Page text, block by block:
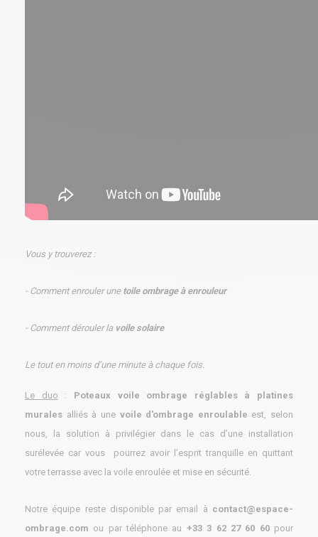
Vous y trouverez :
- Comment enrouler une toile ombrage à enrouleur
- Comment dérouler la voile solaire
Le tout en moins d’une minute à chaque fois.
Le duo : Poteaux voile ombrage réglables à platines
murales alliés à une voile d'ombrage enroulable est, selon
nous, la solution à privilégier dans le cas d’une installation
surélevée car vous pourrez avoir l’esprit tranquille en quittant
votre terrasse avec la voile enroulée et mise en sécurité.
Notre équipe reste disponible par email à contact@espace-
ombrage.com ou par téléphone au +33 3 62 27 60 60pour